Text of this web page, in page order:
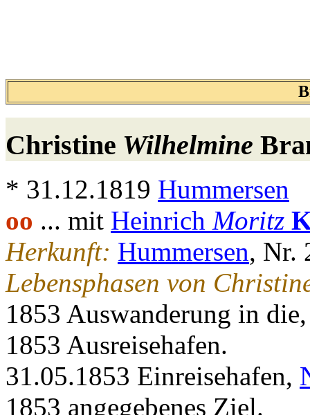
Christine Wilhelmine
* 31.12.1819 Hummersen
oo ... mit Heinrich Moritz
Herkunft: Hummersen, Nr.
Lebensphasen von
1853 Auswanderung in
1853 Ausreisehafen.
31.05.1853 Einreisehafen,
1853 angegebenes Ziel.